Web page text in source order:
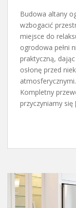
Budowa altany
wzbogacić
miejsce do
ogrodowa pełni
praktyczną,
osłonę przed
Kompletny
przyczyniamy się